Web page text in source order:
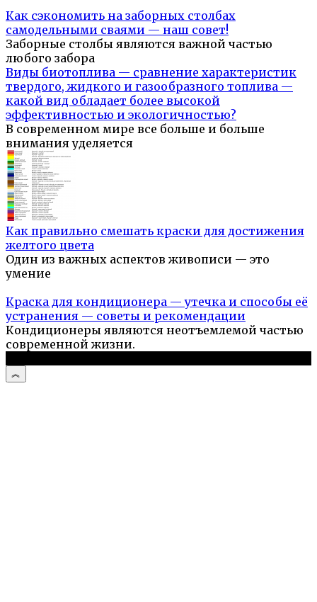
Как сэкономить на заборных столбах
самодельными сваями — наш совет!
Заборные столбы являются важной частью
любого забора
Виды биотоплива — сравнение характеристик
твердого, жидкого и газообразного топлива —
какой вид обладает более высокой
эффективностью и экологичностью?
В современном мире все больше и больше
внимания уделяется
Как правильно смешать краски для достижения
желтого цвета
Один из важных аспектов живописи — это
умение
Краска для кондиционера — утечка и способы её
устранения — советы и рекомендации
Кондиционеры являются неотъемлемой частью
современной жизни.